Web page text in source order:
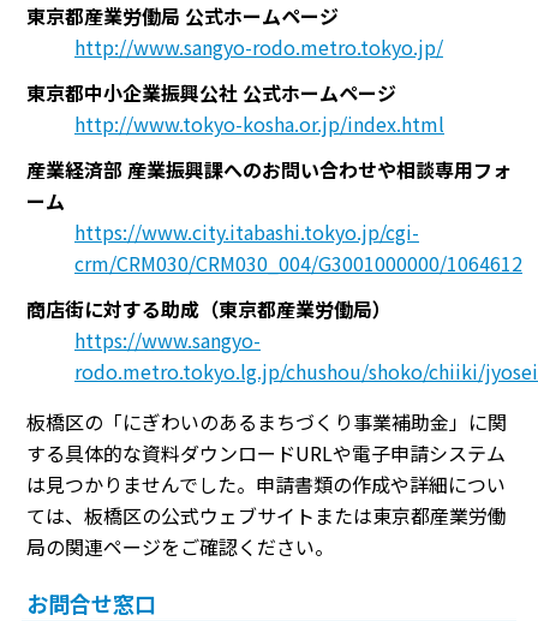
東京都産業労働局 公式ホームページ
http://www.sangyo-rodo.metro.tokyo.jp/
東京都中小企業振興公社 公式ホームページ
http://www.tokyo-kosha.or.jp/index.html
産業経済部 産業振興課へのお問い合わせや相談専用フォ
ーム
https://www.city.itabashi.tokyo.jp/cgi-
crm/CRM030/CRM030_004/G3001000000/1064612
商店街に対する助成（東京都産業労働局）
https://www.sangyo-
rodo.metro.tokyo.lg.jp/chushou/shoko/chiiki/
板橋区の「にぎわいのあるまちづくり事業補助金」に関
する具体的な資料ダウンロードURLや電子申請システム
は見つかりませんでした。申請書類の作成や詳細につい
ては、板橋区の公式ウェブサイトまたは東京都産業労働
局の関連ページをご確認ください。
お問合せ窓口